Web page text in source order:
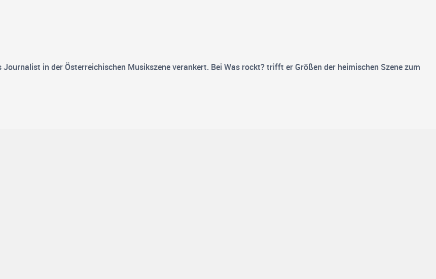
in der Österreichischen Musikszene verankert. Bei Was rockt? trifft er Größen der heimischen Szene zum